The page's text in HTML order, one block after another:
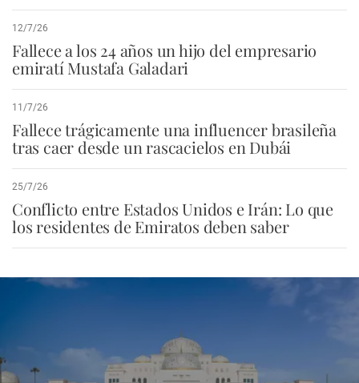
12/7/26
Fallece a los 24 años un hijo del empresario
emiratí Mustafa Galadari
11/7/26
Fallece trágicamente una influencer brasileña
tras caer desde un rascacielos en Dubái
25/7/26
Conflicto entre Estados Unidos e Irán: Lo que
los residentes de Emiratos deben saber